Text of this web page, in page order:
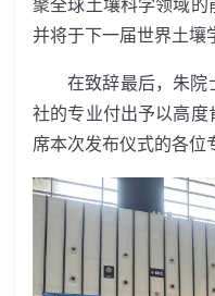
聚全球土壤科学领域的
并将于下一届世界土壤
在致辞最后，朱院
社的专业付出予以高度
席本次发布仪式的各位